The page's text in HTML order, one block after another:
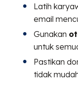
Latih
email
Gunakan
untuk
Pastikan
tidak